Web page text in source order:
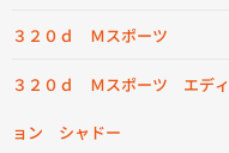
３２０ｄ Ｍスポーツ
３２０ｄ Ｍスポーツ エデ
ョン シャドー